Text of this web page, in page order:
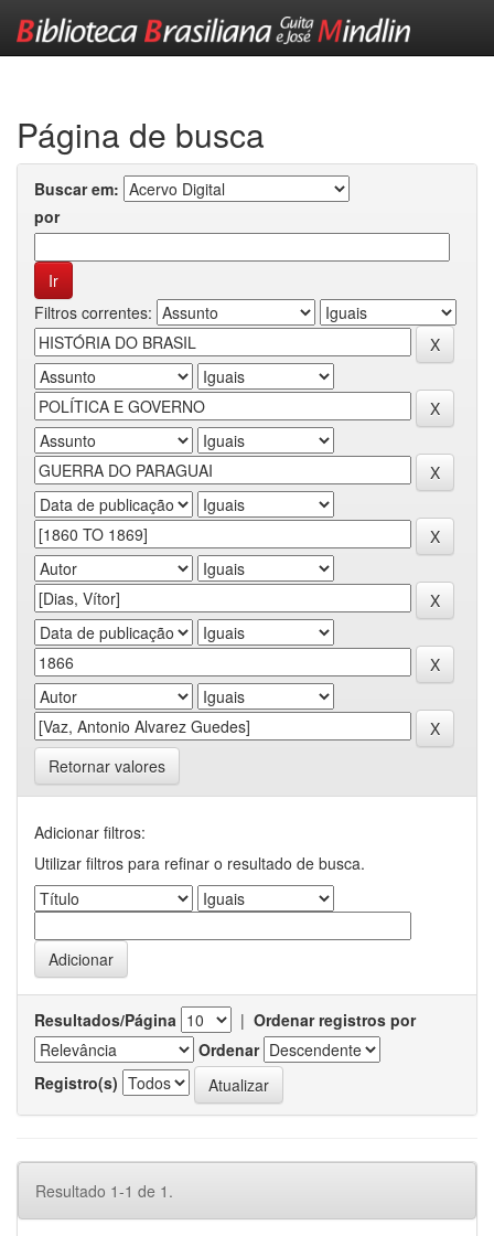
Página de busca
Buscar em:
por
Filtros correntes:
Retornar valores
Adicionar filtros:
Utilizar filtros para refinar o resultado de busca.
Resultados/Página | Ordenar registros por
Ordenar
Registro(s)
Resultado 1-1 de 1.